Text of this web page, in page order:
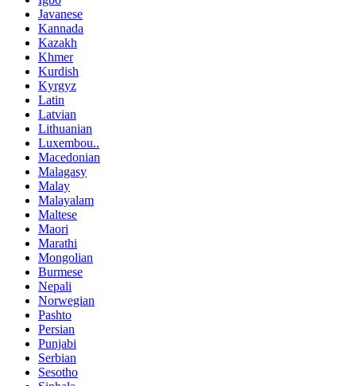
Javanese
Kannada
Kazakh
Khmer
Kurdish
Kyrgyz
Latin
Latvian
Lithuanian
Luxembou..
Macedonian
Malagasy
Malay
Malayalam
Maltese
Maori
Marathi
Mongolian
Burmese
Nepali
Norwegian
Pashto
Persian
Punjabi
Serbian
Sesotho